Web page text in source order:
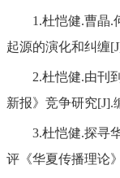
1.杜恺健.曹晶.
起源的演化和纠缠
2.杜恺健.由刊
新报》竞争研究[J].
3.杜恺健.探寻
评《华夏传播理论